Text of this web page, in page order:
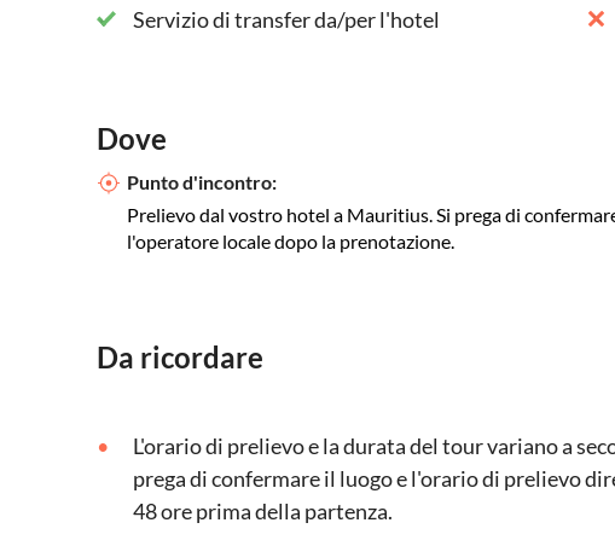
Servizio di transfer da/per l'hotel
Dove
Punto d'incontro:
Prelievo dal vostro hotel a Mauritius. Si prega di
l'operatore locale dopo la prenotazione.
Da ricordare
L'orario di prelievo e la durata del tour variano a
prega di confermare il luogo e l'orario di prelievo
48 ore prima della partenza.